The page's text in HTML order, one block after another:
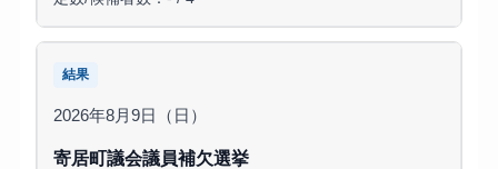
結果
2026年8月9日（日）
寄居町議会議員補欠選挙